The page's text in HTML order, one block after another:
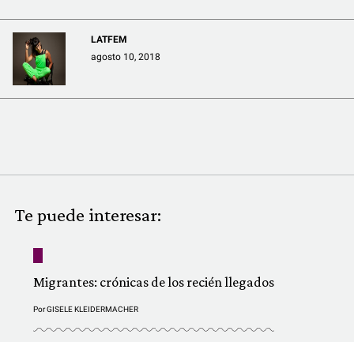
REDACCIÓN ABIERTA
LATFEMLAB.
QUIÉNES SOMOS
LATFEM
agosto 10, 2018
Te puede interesar:
Migrantes: crónicas de los recién llegados
PorGISELE KLEIDERMACHER